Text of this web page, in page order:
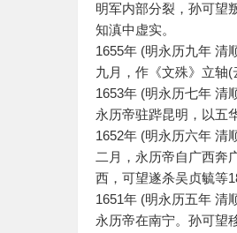
明军内部分裂，孙可望
知滇中虚实。
1655年 (明永历九年 清
九月，作《文殊》立轴(
1653年 (明永历七年 清
永历帝驻跸昆明，以五
1652年 (明永历六年 清
二月，永历帝自广西奔
西，可望遂杀吴贞毓等
1651年 (明永历五年 清
永历帝在南宁。孙可望